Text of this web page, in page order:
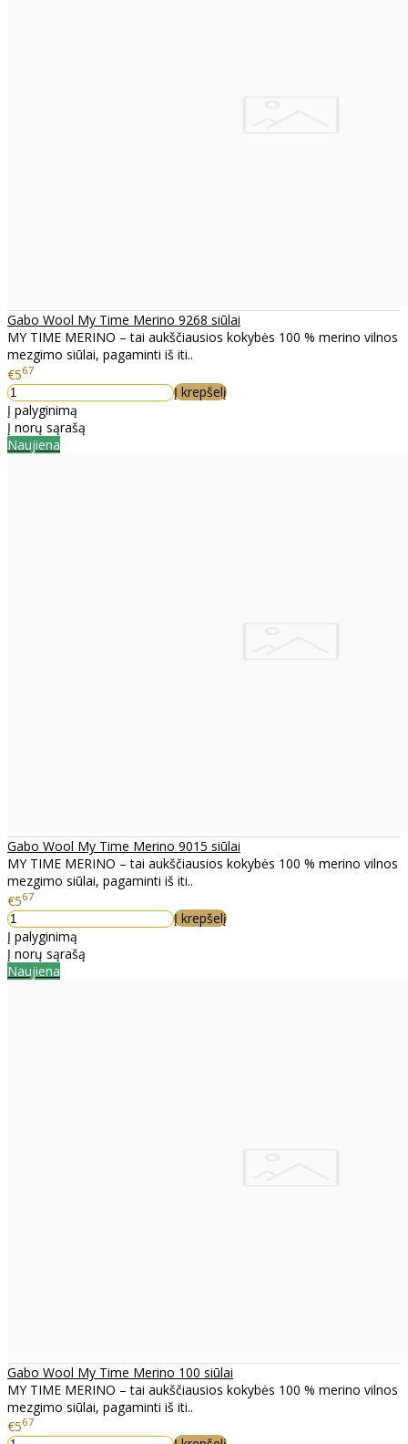
Gabo Wool My Time Merino 9268 siūlai
MY TIME MERINO – tai aukščiausios kokybės 100 % merino vilnos
mezgimo siūlai, pagaminti iš iti..
€567
Į krepšelį
Į palyginimą
Į norų sąrašą
Naujiena
Gabo Wool My Time Merino 9015 siūlai
MY TIME MERINO – tai aukščiausios kokybės 100 % merino vilnos
mezgimo siūlai, pagaminti iš iti..
€567
Į krepšelį
Į palyginimą
Į norų sąrašą
Naujiena
Gabo Wool My Time Merino 100 siūlai
MY TIME MERINO – tai aukščiausios kokybės 100 % merino vilnos
mezgimo siūlai, pagaminti iš iti..
€567